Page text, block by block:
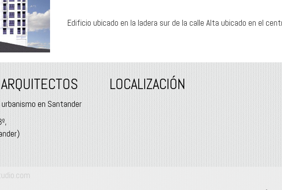
Edificio ubicado en la ladera sur de la calle Alta ubicado en el
en Santander
LOCALIZACIÓN